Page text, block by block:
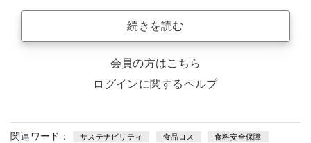
続きを読む
会員の方はこちら
ログインに関するヘルプ
関連ワード： サステナビリティ 食品ロス 食料安全保障